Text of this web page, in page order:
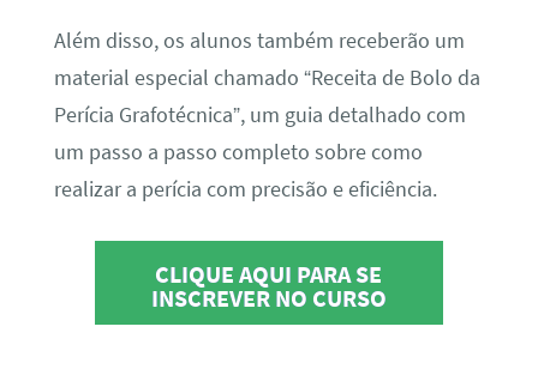
Além disso, os alunos também receberão um
material especial chamado “Receita de Bolo da
Perícia Grafotécnica”, um guia detalhado com
um passo a passo completo sobre como
realizar a perícia com precisão e eficiência.
CLIQUE AQUI PARA SE
INSCREVER NO CURSO